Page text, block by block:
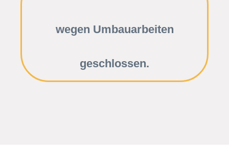
wegen Umbauarbeiten
geschlossen.